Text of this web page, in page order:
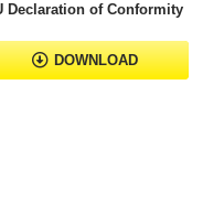
Declaration of Conformity
DOWNLOAD